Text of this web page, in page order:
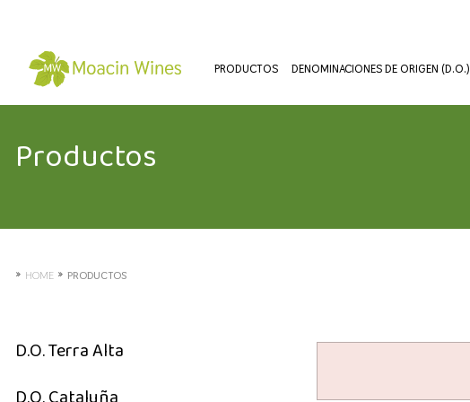
PRODUCTOS DENOMINACIONES DE ORIGEN (D.O.)
Productos
» HOME» PRODUCTOS
D.O. Terra Alta